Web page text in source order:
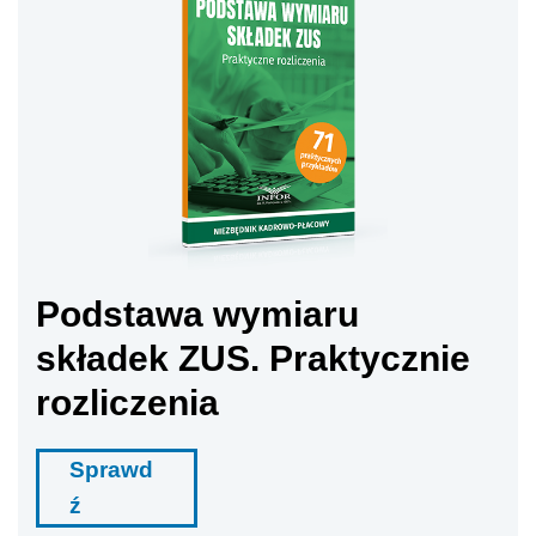
Podstawa wymiaru
składek ZUS. Praktycznie
rozliczenia
Sprawd
ź